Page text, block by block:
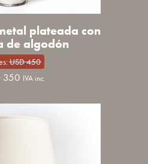
plateada con
de algodón
USD450
350 IVA inc.